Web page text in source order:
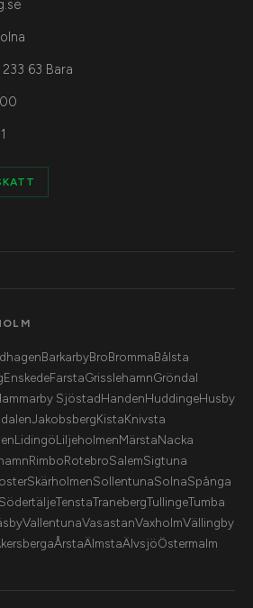
63 Bara
BarkarbyBroBrommaBålsta
EnskedeFarstaGrisslehamnGröndal
SjöstadHandenHuddingeHusby
JakobsbergKistaKnivsta
LidingöLiljeholmenMärstaNacka
RimboRotebroSalemSigtuna
SkärholmenSollentunaSolnaSpånga
SödertäljeTenstaTranebergTullingeTumba
VallentunaVasastanVaxholmVällingby
ÅrstaÄlmstaÄlvsjöÖstermalm